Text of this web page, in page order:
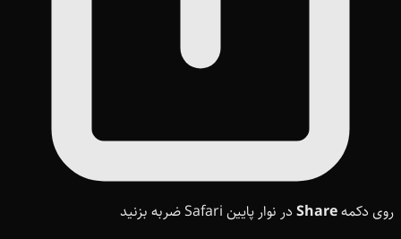
روی دکمهShare در نوار پایین Safari ضربه بزنید